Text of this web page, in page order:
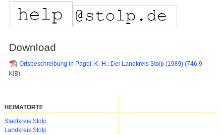
Download
Ortsbeschreibung in Pagel, K.-H.: Der Landkreis Stolp (1989) (746,9
KiB)
HEIMATORTE
Navigation
überspringen
Stadtkreis Stolp
Landkreis Stolp